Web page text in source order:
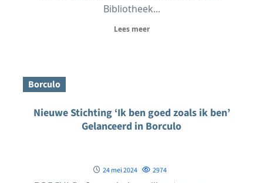
Bibliotheek...
Lees meer
Borculo
Nieuwe Stichting ‘Ik ben goed zoals ik ben’
Gelanceerd in Borculo
24 mei 2024 2974